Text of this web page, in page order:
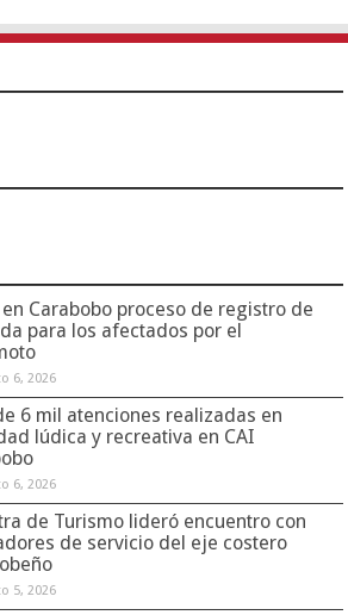
Carabobo proceso de registro de
para los afectados por el
6, 2026
6 mil atenciones realizadas en
lúdica y recreativa en CAI
6, 2026
de Turismo lideró encuentro con
de servicio del eje costero
5, 2026